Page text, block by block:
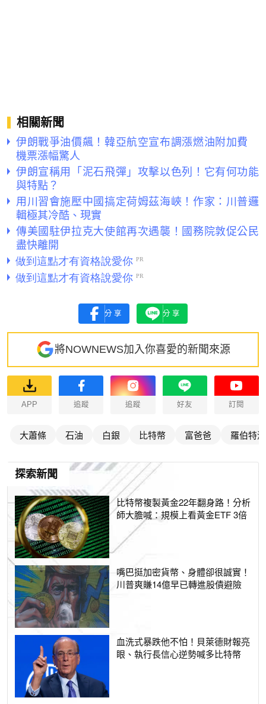
相關新聞
伊朗戰爭油價飆！韓亞航空宣布調漲燃油附加費
機票漲幅驚人
伊朗宣稱用「泥石飛彈」攻擊以色列！它有何功能
與特點？
用川習會施壓中國搞定荷姆茲海峽！作家：川普邏
輯極其冷酷、現實
傳美國駐伊拉克大使館再次遇襲！國務院敦促公民
盡快離開
分享 分享
將NOWNEWS加入你喜愛的新聞來源
APP 追蹤 追蹤 好友 訂閱
大蕭條 石油 白銀 比特幣 富爸爸 羅伯特
探索新聞
比特幣複製黃金22年翻身路！分析
師大膽喊：規模上看黃金ETF 3倍
嘴巴挺加密貨幣、身體卻很誠實！
川普爽賺14億早已轉進股債避險
血洗式暴跌他不怕！貝萊德財報亮
眼、執行長信心逆勢喊多比特幣